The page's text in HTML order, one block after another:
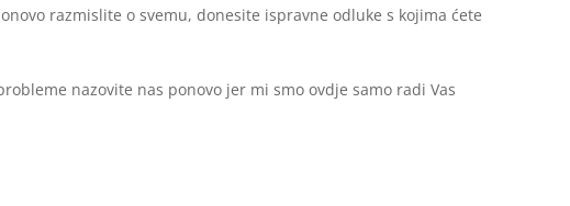
razmislite o svemu, donesite ispravne odluke s kojima ćete
nazovite nas ponovo jer mi smo ovdje samo radi Vas